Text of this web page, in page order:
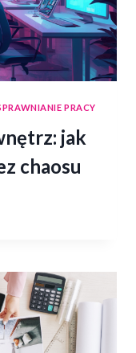
PRACY
jak
chaosu